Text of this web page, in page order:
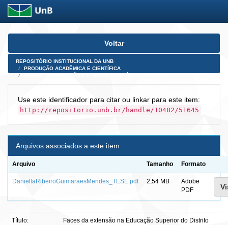
Skip
Voltar
REPOSITÓRIO INSTITUCIONAL DA UNB
PRODUÇÃO ACADÊMICA E CIENTÍFICA
Use este identificador para citar ou linkar para este item:
http://repositorio.unb.br/handle/10482/51645
Arquivos associados a este item:
Arquivo Tamanho Formato
DaniellaRibeiroGuimaraesMendes_TESE.pdf 2,54 MB
Adobe
PDF
Título:
Faces da extensão na Educação Superior do Distrito